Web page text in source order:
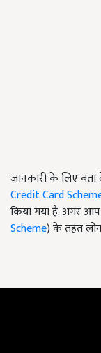
जानकारी के लिए बता
Credit Card
किया गया है. अगर आप
Scheme) के तहत